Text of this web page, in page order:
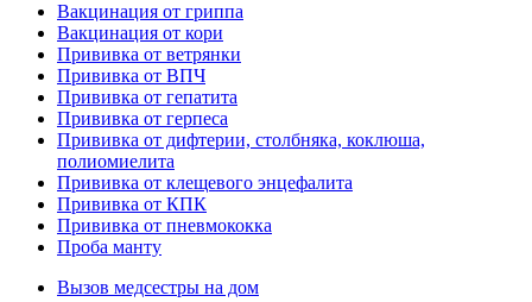
Вакцинация от гриппа
Вакцинация от кори
Прививка от ветрянки
Прививка от ВПЧ
Прививка от гепатита
Прививка от герпеса
Прививка от дифтерии, столбняка, коклюша,
полиомиелита
Прививка от клещевого энцефалита
Прививка от КПК
Прививка от пневмококка
Проба манту
Вызов медсестры на дом